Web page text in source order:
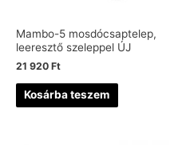
Mambo-5 mosdócsaptelep,
leeresztő szeleppel ÚJ
21 920 Ft
Kosárba teszem